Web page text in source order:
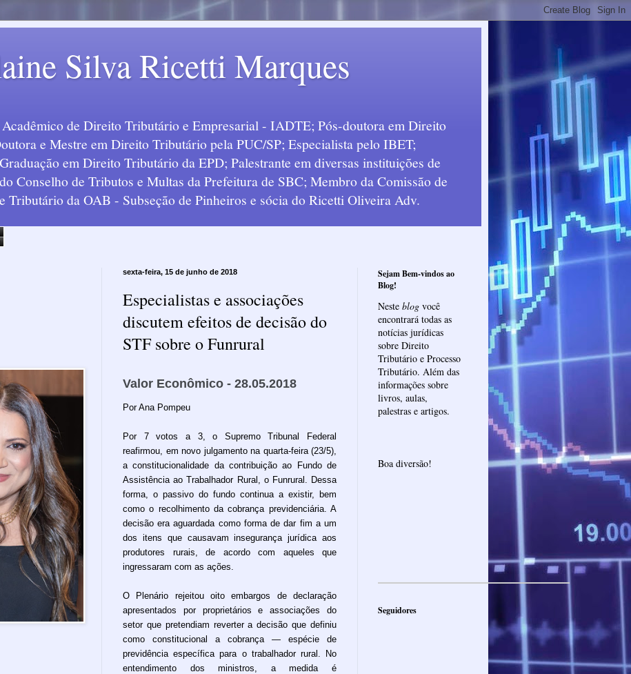
Silva Ricetti Marques
de Direito Tributário e Empresarial - IADTE; Pós-doutora em Direito
e Mestre em Direito Tributário pela PUC/SP; Especialista pelo IBET;
em Direito Tributário da EPD; Palestrante em diversas instituições de
Conselho de Tributos e Multas da Prefeitura de SBC; Membro da Comissão de
Tributário da OAB - Subseção de Pinheiros e sócia do Ricetti Oliveira Adv.
sexta-feira, 15 de junho de 2018
Especialistas e associações
discutem efeitos de decisão do
STF sobre o Funrural
Valor Econômico - 28.05.2018
Por Ana Pompeu
Por 7 votos a 3, o Supremo Tribunal Federal
reafirmou, em novo julgamento na quarta-feira (23/5),
a constitucionalidade da contribuição ao Fundo de
Assistência ao Trabalhador Rural, o Funrural. Dessa
forma, o passivo do fundo continua a existir, bem
como o recolhimento da cobrança previdenciária. A
decisão era aguardada como forma de dar fim a um
dos itens que causavam insegurança jurídica aos
produtores rurais, de acordo com aqueles que
ingressaram com as ações.
O Plenário rejeitou oito embargos de declaração
apresentados por proprietários e associações do
setor que pretendiam reverter a decisão que definiu
como constitucional a cobrança — espécie de
previdência específica para o trabalhador rural. No
entendimento dos ministros, a medida é
Sejam Bem-vindos ao
Blog!
Neste blog você
encontrará todas as
notícias jurídicas
sobre Direito
Tributário e Processo
Tributário. Além das
informações sobre
livros, aulas,
palestras e artigos.
Boa diversão!
Seguidores